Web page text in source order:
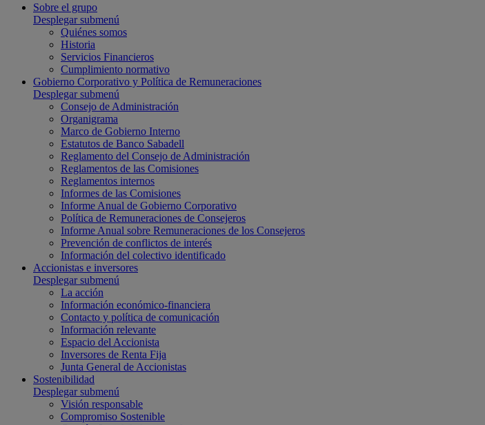
Sobre el grupo
Desplegar submenú
Quiénes somos
Historia
Servicios Financieros
Cumplimiento normativo
Gobierno Corporativo y Política de Remuneraciones
Desplegar submenú
Consejo de Administración
Organigrama
Marco de Gobierno Interno
Estatutos de Banco Sabadell
Reglamento del Consejo de Administración
Reglamentos de las Comisiones
Reglamentos internos
Informes de las Comisiones
Informe Anual de Gobierno Corporativo
Política de Remuneraciones de Consejeros
Informe Anual sobre Remuneraciones de los Consejeros
Prevención de conflictos de interés
Información del colectivo identificado
Accionistas e inversores
Desplegar submenú
La acción
Información económico-financiera
Contacto y política de comunicación
Información relevante
Espacio del Accionista
Inversores de Renta Fija
Junta General de Accionistas
Sostenibilidad
Desplegar submenú
Visión responsable
Compromiso Sostenible